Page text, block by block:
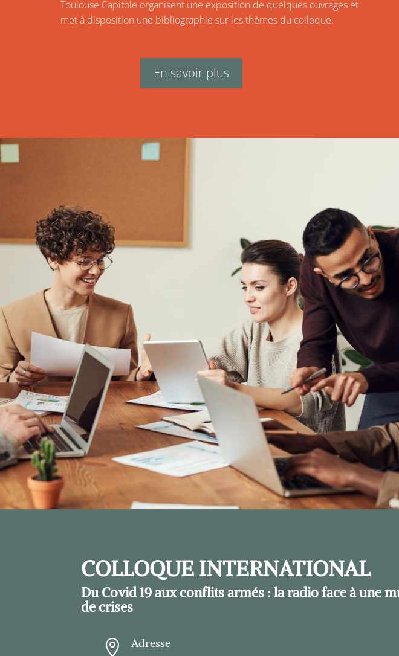
Toulouse Capitole organisent une exposition de quelques ouvrages et
met à disposition une bibliographie sur les thèmes du colloque.
En savoir plus
COLLOQUE INTERNATIONAL
Du Covid 19 aux conflits armés : la radio face à une
de crises
 Adresse